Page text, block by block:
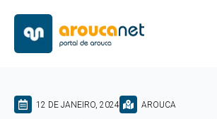
12 DE JANEIRO, 2024 AROUCA